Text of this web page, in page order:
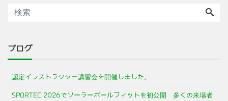
ブログ
認定インストラクター講習会を開催しました。
SPORTEC 2026でソーラーポールフィットを初公開 多くの来場者